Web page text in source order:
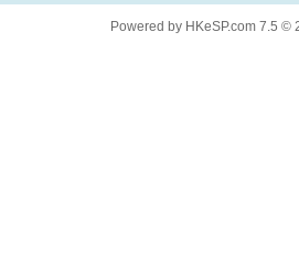
Powered by HKeSP.com 7.5 ©